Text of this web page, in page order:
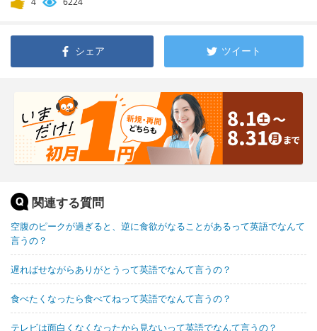
シェア ツイート
関連する質問
空腹のピークが過ぎると、逆に食欲がなることがあるって英語でなんて
言うの？
遅ればせながらありがとうって英語でなんて言うの？
食べたくなったら食べてねって英語でなんて言うの？
テレビは面白くなくなったから見ないって英語でなんて言うの？